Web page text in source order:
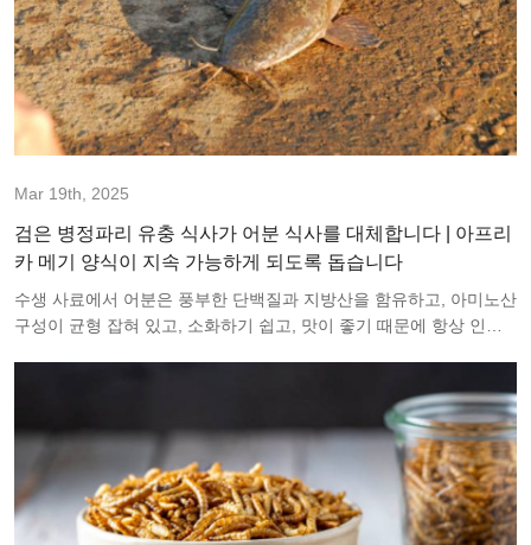
Mar 19th, 2025
검은 병정파리 유충 식사가 어분 식사를 대체합니다 | 아프리
카 메기 양식이 지속 가능하게 되도록 돕습니다
수생 사료에서 어분은 풍부한 단백질과 지방산을 함유하고, 아미노산
구성이 균형 잡혀 있고, 소화하기 쉽고, 맛이 좋기 때문에 항상 인기
격의 지속적인 상승은 양식업의 이익 마진을 압박했으며, 심지어 양
식업과 인간 소비 간의 자원 경쟁을 촉발했습니다. 따라서 영양가 있
고 지속 가능한 어분 대체물을 찾는 것은 양식업 분야에서 해결해야
할 시급한 문제가 되었습니다.